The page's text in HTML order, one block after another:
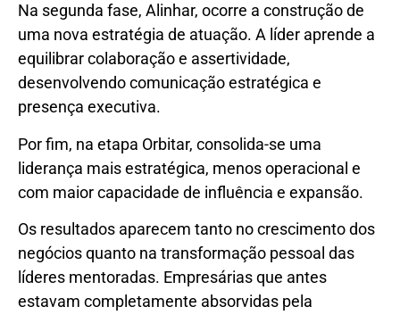
Na segunda fase, Alinhar, ocorre a construção de
uma nova estratégia de atuação. A líder aprende a
equilibrar colaboração e assertividade,
desenvolvendo comunicação estratégica e
presença executiva.
Por fim, na etapa Orbitar, consolida-se uma
liderança mais estratégica, menos operacional e
com maior capacidade de influência e expansão.
Os resultados aparecem tanto no crescimento dos
negócios quanto na transformação pessoal das
líderes mentoradas. Empresárias que antes
estavam completamente absorvidas pela